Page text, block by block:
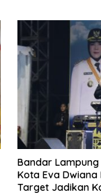
Bandar Lampung
Kota Eva
Target Jadikan